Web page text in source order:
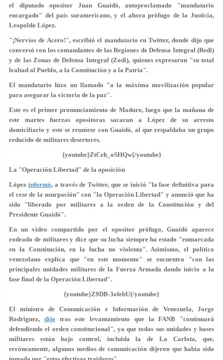
el diputado opositor Juan Guaidó, autoproclamado "mandatario
encargado" del país suramericano, y el ahora prófugo de la Justicia,
Leopoldo López.
"¡Nervios de Acero!", escribió el mandatario en Twitter, donde dijo que
conversó con los comandantes de las Regiones de Defensa Integral (Redi)
y de las Zonas de Defensa Integral (Zodi), quienes expresaron "su total
lealtad al Pueblo, a la Constitución y a la Patria".
El mandatario hizo un llamado "a la máxima movilización popular
para asegurar la victoria de la paz".
Este es el primer pronunciamiento de Maduro, luego que la mañana de
este martes fuerzas opositoras sacaran a López de su arresto
domiciliario y este se reuniese con Guaidó, al que respaldaba un grupo
reducido de militares desertores.
{youtube}ZtCeh_oSHQw{/youtube}
La "Operación Libertad" de la oposición
López informó, a través de Twitter, que se inició "la fase definitiva para
el cese de la usurpación" con "la Operación Libertad" y anunció que ha
sido "liberado por militares a la orden de la Constitución y del
Presidente Guaidó".
En un video compartido por el opositor prófugo, Guaidó aparece
rodeado de militares y dice que su lucha siempre ha estado "enmarcada
en la Constitución, en la lucha no violenta". Asimismo, el político
venezolano explica que "en este momento" se encuentra "con las
principales unidades militares de la Fuerza Armada dando inicio a la
fase final de la Operación Libertad".
{youtube}Z9DB-3ofebU{/youtube}
El ministro de Comunicación e Información de Venezuela, Jorge
Rodríguez, dijo tras este levantamiento que la FANB "continuará
defendiendo el orden constitucional", ya que todas sus unidades y bases
militares están bajo control, incluida la de La Carlota, que,
erróneamente, algunos medios de comunicación dijeron que había sido